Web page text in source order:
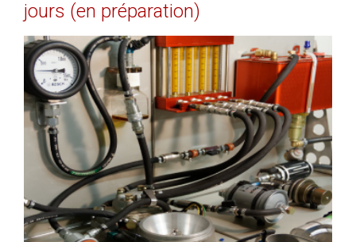
jours (en préparation)
EN SAVOIR PLUS